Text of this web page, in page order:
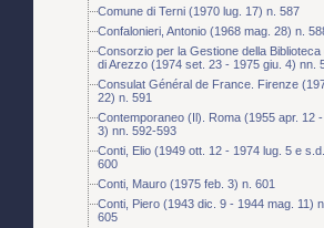
Comune di Terni (1970 lug. 17) n. 587
Confalonieri, Antonio (1968 mag. 28) n.
Consorzio per la Gestione della Biblioteca
di Arezzo (1974 set. 23 - 1975 giu. 4) nn.
Consulat Général de France. Firenze
22) n. 591
Contemporaneo (Il). Roma (1955 apr. 12 -
3) nn. 592-593
Conti, Elio (1949 ott. 12 - 1974 lug. 5 e
600
Conti, Mauro (1975 feb. 3) n. 601
Conti, Piero (1943 dic. 9 - 1944 mag. 11)
605